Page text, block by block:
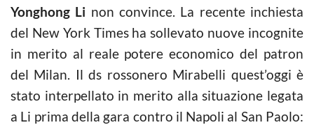
Yonghong Li non convince. La recente inchiesta
del New York Times ha sollevato nuove incognite
in merito al reale potere economico del patron
del Milan. Il ds rossonero Mirabelli quest’oggi è
stato interpellato in merito alla situazione legata
a Li prima della gara contro il Napoli al San Paolo: